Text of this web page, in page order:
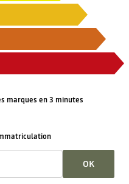
marques en 3 minutes
OK